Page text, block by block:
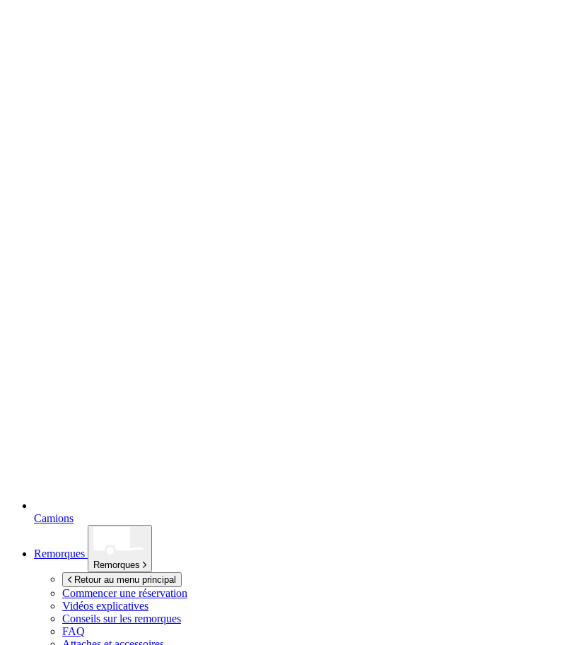
Camions
Remorques
Remorques
Retour au menu principal
Commencer une réservation
Vidéos explicatives
Conseils sur les remorques
FAQ